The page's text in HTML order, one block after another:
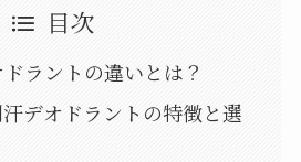
目次
ラントの違いとは？
デオドラントの特徴と選